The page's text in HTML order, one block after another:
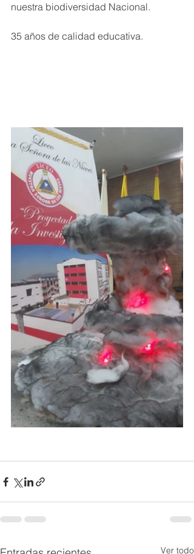
nuestra biodiversidad Nacional.
35 años de calidad educativa.
Ver todo